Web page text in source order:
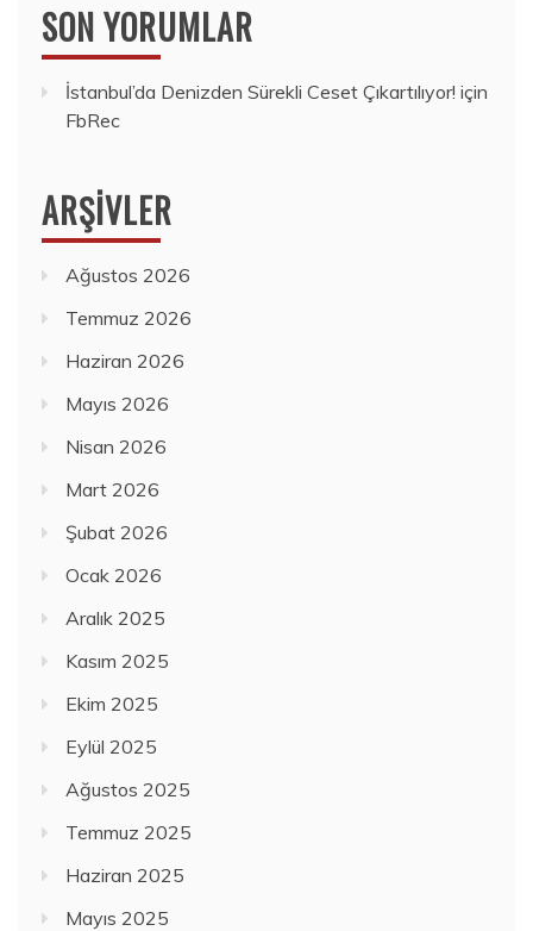
SON YORUMLAR
İstanbul’da Denizden Sürekli Ceset Çıkartılıyor! için
FbRec
ARŞIVLER
Ağustos 2026
Temmuz 2026
Haziran 2026
Mayıs 2026
Nisan 2026
Mart 2026
Şubat 2026
Ocak 2026
Aralık 2025
Kasım 2025
Ekim 2025
Eylül 2025
Ağustos 2025
Temmuz 2025
Haziran 2025
Mayıs 2025